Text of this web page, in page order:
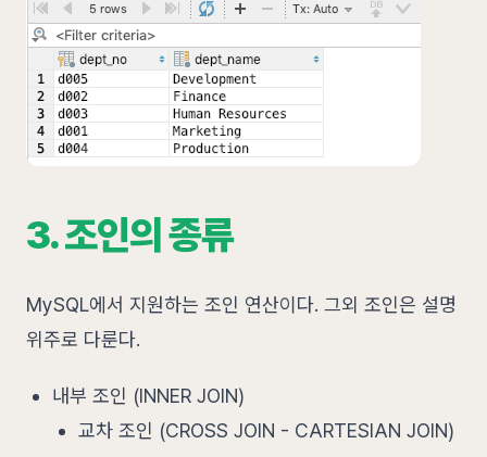
3. 조인의 종류
MySQL에서 지원하는 조인 연산이다. 그외 조인은 설명
위주로 다룬다.
내부 조인 (INNER JOIN)
교차 조인 (CROSS JOIN - CARTESIAN JOIN)